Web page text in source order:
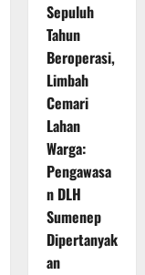
Sepuluh
Tahun
Beroperasi,
Limbah
Cemari
Lahan
Warga:
Pengawasa
n DLH
Sumenep
Dipertanyak
an